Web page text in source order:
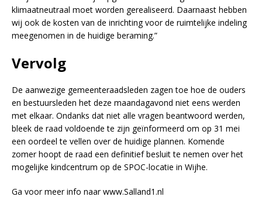
klimaatneutraal moet worden gerealiseerd. Daarnaast hebben
wij ook de kosten van de inrichting voor de ruimtelijke indeling
meegenomen in de huidige beraming.”
Vervolg
De aanwezige gemeenteraadsleden zagen toe hoe de ouders
en bestuursleden het deze maandagavond niet eens werden
met elkaar. Ondanks dat niet alle vragen beantwoord werden,
bleek de raad voldoende te zijn geïnformeerd om op 31 mei
een oordeel te vellen over de huidige plannen. Komende
zomer hoopt de raad een definitief besluit te nemen over het
mogelijke kindcentrum op de SPOC-locatie in Wijhe.
Ga voor meer info naar www.Salland1.nl